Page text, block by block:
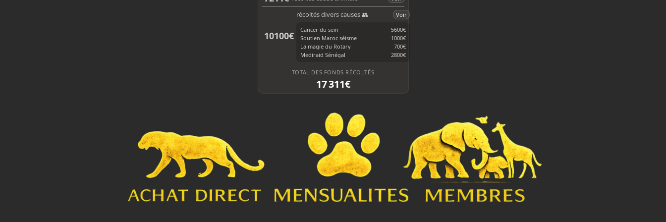
10100€
récoltés divers causes 👥
Voir
Cancer du sein
5600€
Soutien Maroc séisme
1000€
La magie du Rotary
700€
Mediraid Sénégal
2800€
TOTAL DES FONDS RÉCOLTÉS
17 311€